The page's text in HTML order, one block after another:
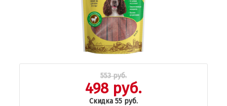
553 руб.
498 руб.
Скидка 55 руб.